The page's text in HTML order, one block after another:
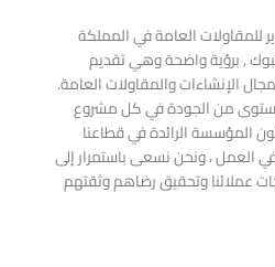
العامة في المملكة
, برؤية واضحة وهي تقديم
الإنشاءات والمقاولات العامة.
من الجودة في كل مشروع
المؤسسة الرائدة في قطاعنا
العمل ، ونحن نسعى باستمرار إلى
عملائنا وتحقيق رضاهم وثقتهم